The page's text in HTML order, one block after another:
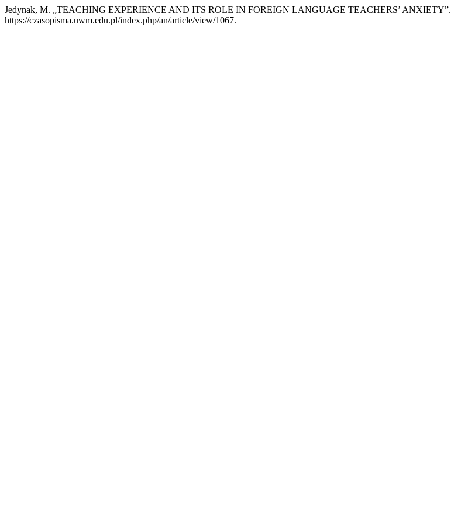
Jedynak, M. „TEACHING EXPERIENCE AND ITS ROLE IN FOREIGN LANGUAGE TEACHERS’ ANXIETY”.
https://czasopisma.uwm.edu.pl/index.php/an/article/view/1067.